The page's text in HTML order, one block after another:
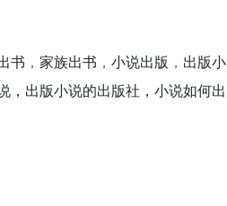
书 ， 家族出书 ， 小说出版 ， 出版小
，出版小说的出版社，小说如何出